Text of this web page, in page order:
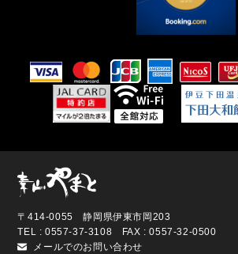
〒414-0055 静岡県伊東市岡203
TEL : 0557-37-3108 FAX : 0557-32-0500
メールでのお問い合わせ